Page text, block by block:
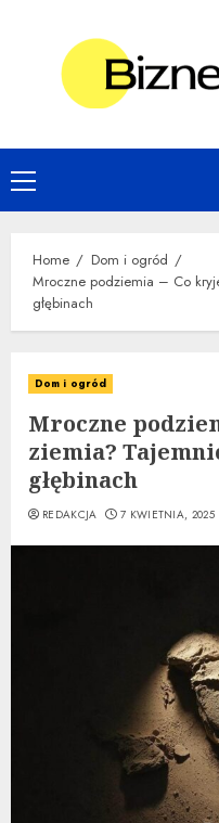
Primary
Menu
Home
Dom i ogród
Mroczne podziemia – Co
głębinach
Dom i ogród
Mroczne
ziemia?
głębinach
REDAKCJA 7 KWIETNIA, 2025